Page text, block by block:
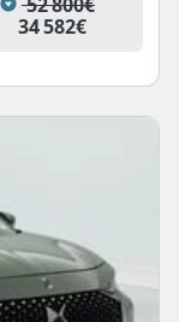
34 582€